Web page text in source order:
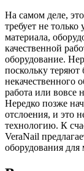
На самом деле,
требует не
материала,
качественной
оборудование.
поскольку
некачественного
работа или вовсе
Нередко позже
отслоения, и это
технологию. К
VeraNail
оборудования для